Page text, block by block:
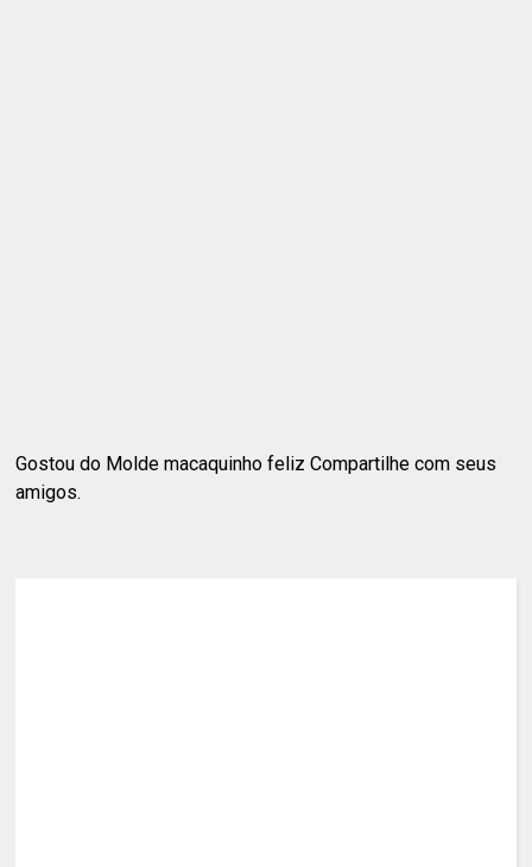
Gostou do Molde macaquinho feliz Compartilhe com seus
amigos.